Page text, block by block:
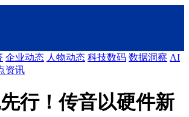
企业动态 人物动态 科技数码 数据洞察 AI
资讯
行！传音以硬件新